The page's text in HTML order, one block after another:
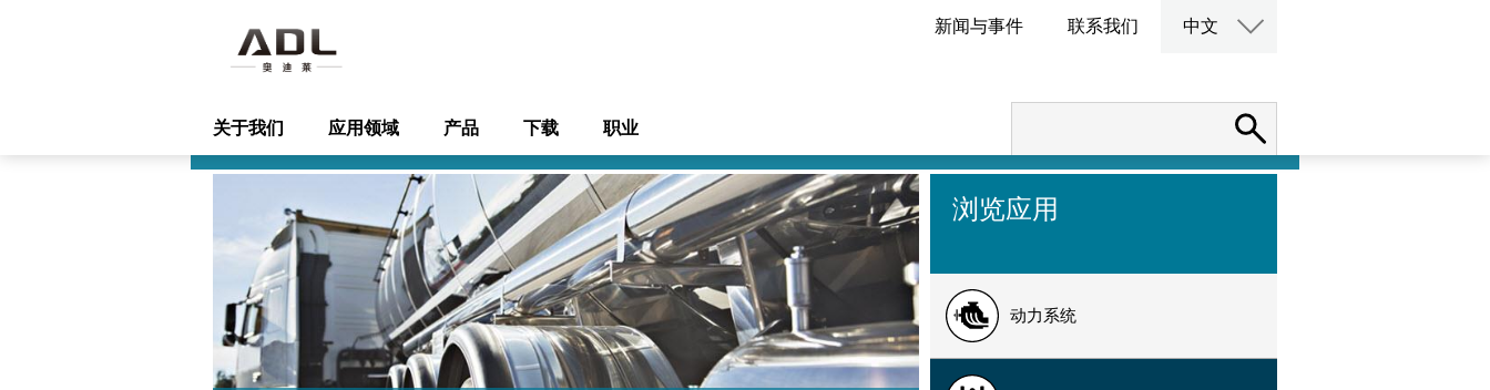
新闻与事件 联系我们 中文
关于我们 应用领域 产品 下载 职业
浏览应用
动力系统